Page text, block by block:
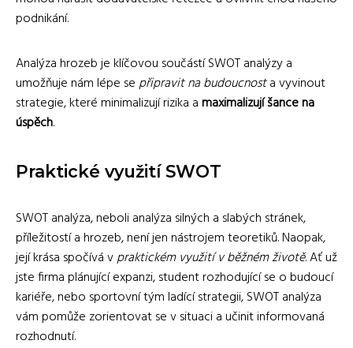
podnikání.
Analýza hrozeb je klíčovou součástí SWOT analýzy a
umožňuje nám lépe sepřipravit na budoucnosta vyvinout
strategie, které minimalizují rizika amaximalizují šance na
úspěch.
Praktické využití SWOT
SWOT analýza, neboli analýza silných a slabých stránek,
příležitostí a hrozeb, není jen nástrojem teoretiků. Naopak,
její krása spočívá vpraktickém využití v běžném životě. Ať už
jste firma plánující expanzi, student rozhodující se o budoucí
kariéře, nebo sportovní tým ladící strategii, SWOT analýza
vám pomůže zorientovat se v situaci a učinit informovaná
rozhodnutí.